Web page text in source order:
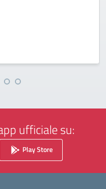
ufficiale su:
Play Store